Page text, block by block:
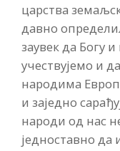
царства
давно
заувек да Богу
учествујемо и
народима
и заједно
народи од нас
једноставно